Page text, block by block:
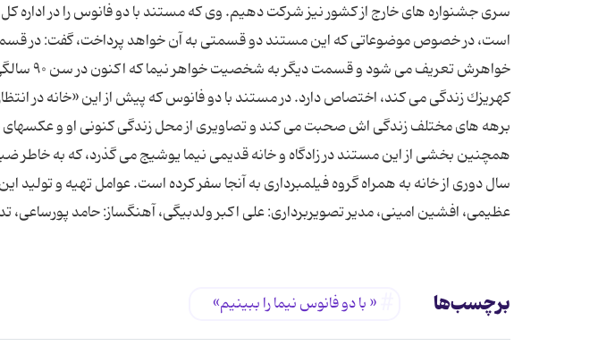
سری جشنواره های خارج از كشور نیز شركت دهیم. وی كه مستند با دو فانوس را در اداره
است، در خصوص موضوعاتی كه این مستند دو قسمتی به آن خواهد پرداخت، گفت: در
خواهرش
كهریزك زندگی می كند، اختصاص دارد. در مستند با دو فانوس كه پیش از این «خانه در
برهه های مختلف زندگی اش صحبت می كند و تصاویری از محل زندگی كنونی او و عكسهای
سال دوری از خانه به همراه گروه فیلمبرداری به آنجا سفر كرده است. عوامل تهیه و تولید
عظیمی، افشین امینی، مدیر تصویربرداری: علی اكبر ولدبیگی، آهنگساز: حامد
برچسب‌ها « با دو فانوس نیما را ببینیم»